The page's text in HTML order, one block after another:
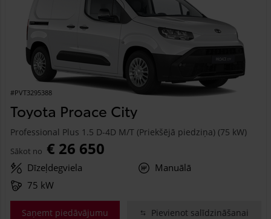
#PVT3295388
Toyota Proace City
Professional Plus 1.5 D-4D M/T (Priekšējā piedziņa) (75 kW)
Sākot no € 26 650
Dīzeļdegviela
Manuālā
75 kW
Saņemt piedāvājumu Pievienot salīdzināšanai